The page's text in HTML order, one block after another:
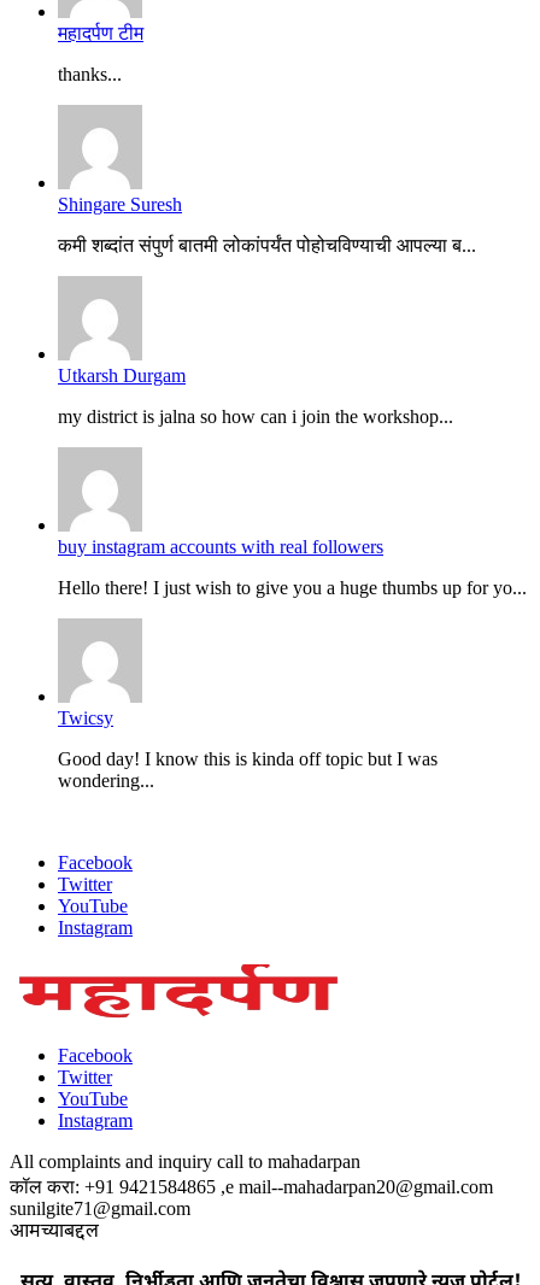
महादर्पण टीम
thanks...
Shingare Suresh
कमी शब्दांत संपुर्ण बातमी लोकांपर्यंत पोहोचविण्याची आपल्या ब...
Utkarsh Durgam
my district is jalna so how can i join the workshop...
buy instagram accounts with real followers
Hello there! I just wish to give you a huge thumbs up for yo...
Twicsy
Good day! I know this is kinda off topic but I was
wondering...
Facebook
Twitter
YouTube
Instagram
Facebook
Twitter
YouTube
Instagram
All complaints and inquiry call to mahadarpan
कॉल करा: +91 9421584865 ,e mail--mahadarpan20@gmail.com
sunilgite71@gmail.com
आमच्याबद्दल